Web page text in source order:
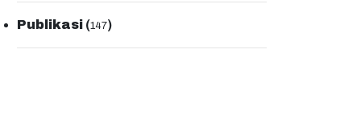
Publikasi (147)